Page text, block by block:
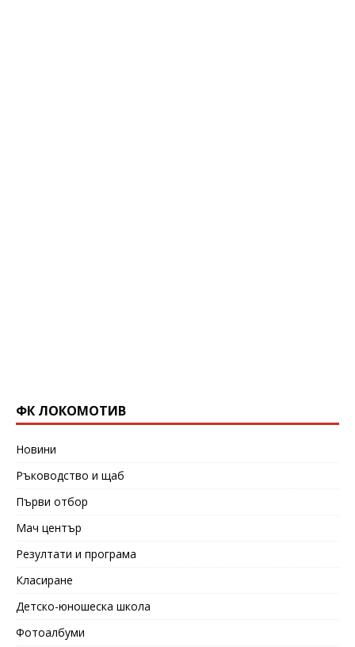
ФК ЛОКОМОТИВ
Новини
Ръководство и щаб
Първи отбор
Мач център
Резултати и програма
Класиране
Детско-юношеска школа
Фотоалбуми